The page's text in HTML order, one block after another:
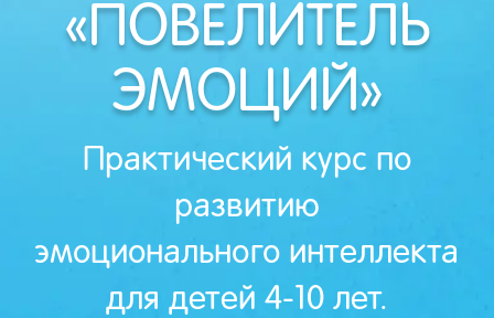
«ПОВЕЛИТЕЛЬ
ЭМОЦИЙ»
Практический курс по
развитию
эмоционального интеллекта
для детей 4-10 лет.